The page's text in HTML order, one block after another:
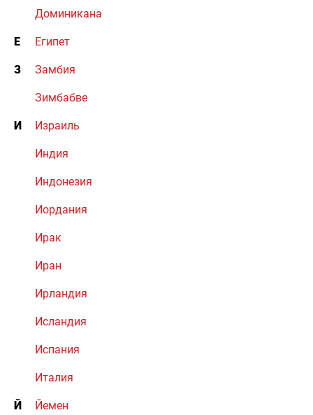
Доминикана
Е Египет
З Замбия
Зимбабве
И Израиль
Индия
Индонезия
Иордания
Ирак
Иран
Ирландия
Исландия
Испания
Италия
Й Йемен